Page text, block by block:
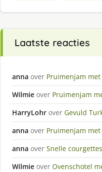
Laatste reacties
anna over Pruimenjam
Wilmie over Pruimenjam
HarryLohr over Gevuld
anna over Pruimenjam
anna over Snelle
Wilmie over Ovenschotel